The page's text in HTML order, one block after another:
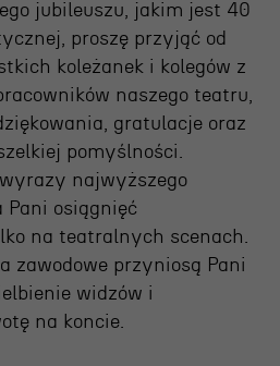
Miejski
spektakli
jubileuszu, jakim jest 40
proszę przyjąć od
koleżanek i kolegów z
naszego teatru,
gratulacje oraz
pomyślności.
najwyższego
Pani osiągnięć
na teatralnych scenach.
zawodowe przyniosą Pani
widzów i
na koncie.